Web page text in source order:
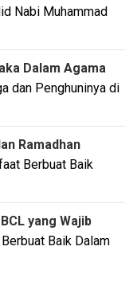
Nabi Muhammad
Dalam Agama
dan Penghuninya di
Ramadhan
Berbuat Baik
yang Wajib
Baik Dalam